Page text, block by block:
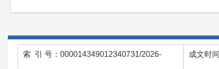
索 引 号：000014349012340731/2026- 成文时